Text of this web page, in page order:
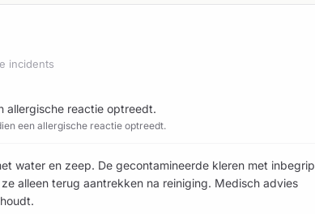
incidents
allergische reactie optreedt.
een allergische reactie optreedt.
water en zeep. De gecontamineerde kleren met inbegrip
alleen terug aantrekken na reiniging. Medisch advies